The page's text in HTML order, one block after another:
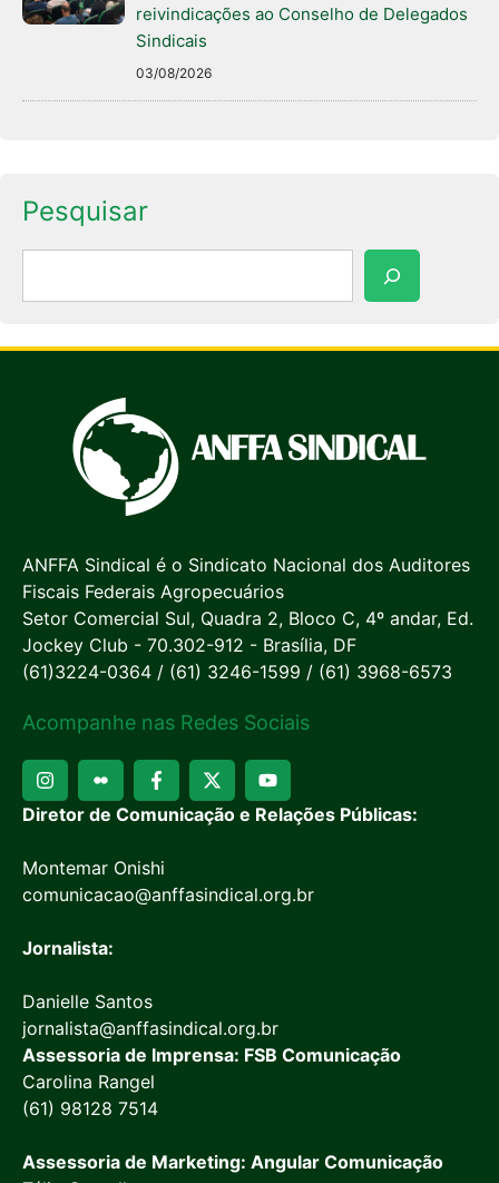
reivindicações ao Conselho de Delegados
Sindicais
03/08/2026
Pesquisar
ANFFA Sindical é o Sindicato Nacional dos Auditores
Fiscais Federais Agropecuários
Setor Comercial Sul, Quadra 2, Bloco C, 4º andar, Ed.
Jockey Club - 70.302-912 - Brasília, DF
(61)3224-0364 / (61) 3246-1599 / (61) 3968-6573
Acompanhe nas Redes Sociais
Diretor de Comunicação e Relações Públicas:
Montemar Onishi
comunicacao@anffasindical.org.br
Jornalista:
Danielle Santos
jornalista@anffasindical.org.br
Assessoria de Imprensa: FSB Comunicação
Carolina Rangel
(61) 98128 7514
Assessoria de Marketing: Angular Comunicação